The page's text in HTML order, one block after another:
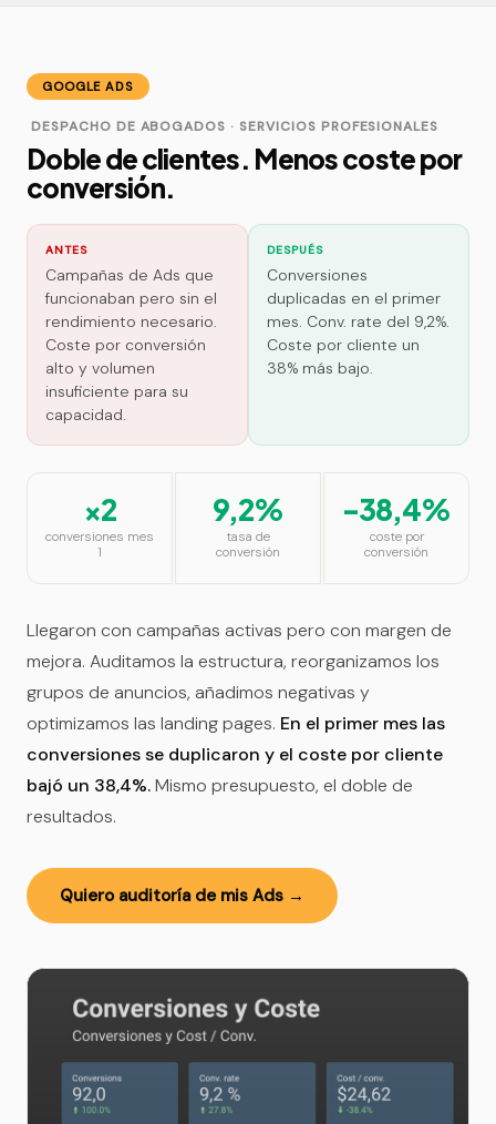
GOOGLE ADS
DESPACHO DE ABOGADOS · SERVICIOS PROFESIONALES
Doble de clientes. Menos coste por
conversión.
ANTES
Campañas de Ads que
funcionaban pero sin el
rendimiento necesario.
Coste por conversión
alto y volumen
insuficiente para su
capacidad.
DESPUÉS
Conversiones
duplicadas en el primer
mes. Conv. rate del 9,2%.
Coste por cliente un
38% más bajo.
×2
conversiones mes
1
9,2%
tasa de
conversión
-38,4%
coste por
conversión
Llegaron con campañas activas pero con margen de
mejora. Auditamos la estructura, reorganizamos los
grupos de anuncios, añadimos negativas y
optimizamos las landing pages. En el primer mes las
conversiones se duplicaron y el coste por cliente
bajó un 38,4%.Mismo presupuesto, el doble de
resultados.
Quiero auditoría de mis Ads →